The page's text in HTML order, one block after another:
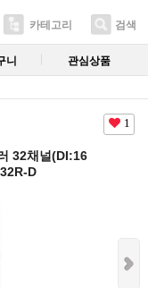
카테고리 검색
니 관심상품
1
32채널(DI:16
D